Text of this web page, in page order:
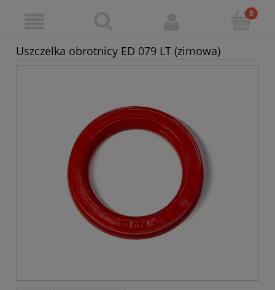
Uszczelka obrotnicy ED 079 LT (zimowa)